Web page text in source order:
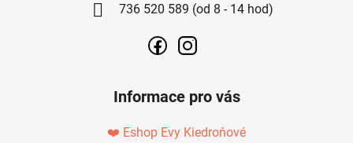
736 520 589 (od 8 - 14 hod)
Informace pro vás
❤️ Eshop Evy Kiedroňové